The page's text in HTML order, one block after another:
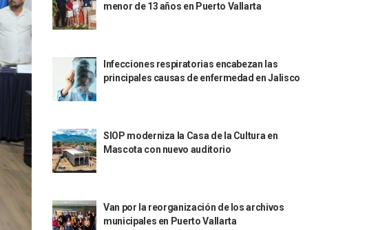
menor de 13 años en Puerto Vallarta
Infecciones respiratorias encabezan las
principales causas de enfermedad en Jalisco
SIOP moderniza la Casa de la Cultura en
Mascota con nuevo auditorio
Van por la reorganización de los archivos
municipales en Puerto Vallarta